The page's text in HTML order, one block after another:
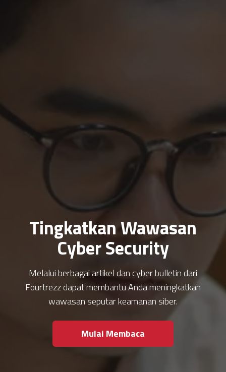
Tingkatkan Wawasan
Cyber Security
Melalui berbagai artikel dan cyber bulletin dari
Fourtrezz dapat membantu Anda meningkatkan
wawasan seputar keamanan siber.
Mulai Membaca